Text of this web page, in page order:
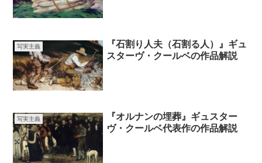
写実主義
『石割り人夫（石割る人）』ギュ
スターヴ・クールベの作品解説
写実主義
『オルナンの埋葬』ギュスター
ヴ・クールベ代表作の作品解説